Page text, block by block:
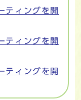
ィングを開
ィングを開
ィングを開